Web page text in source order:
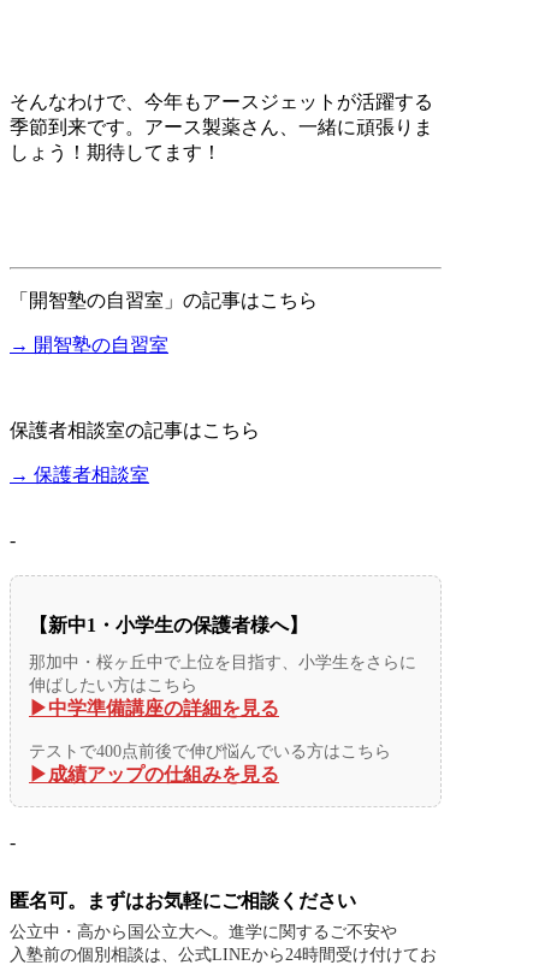
そんなわけで、今年もアースジェットが活躍する
季節到来です。アース製薬さん、一緒に頑張りま
しょう！期待してます！
「開智塾の自習室」の記事はこちら
→ 開智塾の自習室
保護者相談室の記事はこちら
→ 保護者相談室
-
【新中1・小学生の保護者様へ】
那加中・桜ヶ丘中で上位を目指す、小学生をさらに
伸ばしたい方はこちら
▶︎中学準備講座の詳細を見る
テストで400点前後で伸び悩んでいる方はこちら
▶︎成績アップの仕組みを見る
-
匿名可。まずはお気軽にご相談ください
公立中・高から国公立大へ。進学に関するご不安や
入塾前の個別相談は、公式LINEから24時間受け付けてお